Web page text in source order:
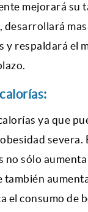
mejorará su
desarrollará
y respaldará el
ya que
severa.
no sólo
también
el consumo de